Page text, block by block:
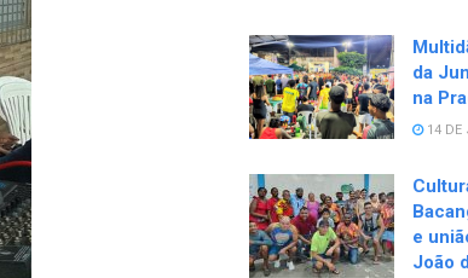
da
na
14 DE
e
João